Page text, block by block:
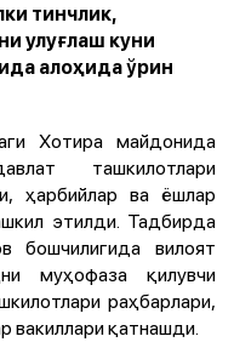
тинчлик,
улуғлаш куни
алоҳида ўрин
Хотира майдонида
ташкилотлари
ҳарбийлар ва ёшлар
этилди. Тадбирда
бошчилигида вилоят
муҳофаза қилувчи
раҳбарлари,
вакиллари қатнашди.